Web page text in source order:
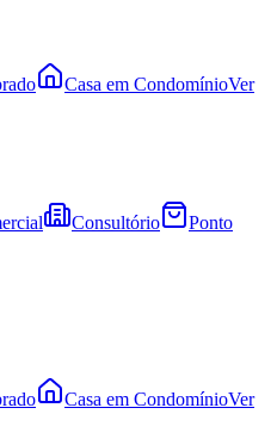
Casa em CondomínioVer
Consultório
Ponto
Casa em CondomínioVer